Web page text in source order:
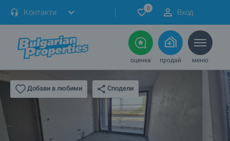
Контакти 0 Вход
оценка продай меню
Добави в любими Сподели